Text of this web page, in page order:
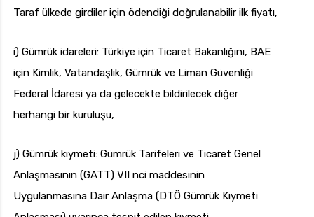
Taraf ülkede girdiler için ödendiği doğrulanabilir ilk fiyatı,
i) Gümrük idareleri: Türkiye için Ticaret Bakanlığını, BAE
için Kimlik, Vatandaşlık, Gümrük ve Liman Güvenliği
Federal İdaresi ya da gelecekte bildirilecek diğer
herhangi bir kuruluşu,
j) Gümrük kıymeti: Gümrük Tarifeleri ve Ticaret Genel
Anlaşmasının (GATT) VII nci maddesinin
Uygulanmasına Dair Anlaşma (DTÖ Gümrük Kıymeti